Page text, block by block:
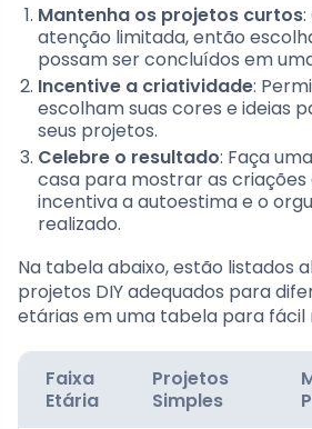
Mantenha os projetos curtos
atenção limitada, então
possam ser concluídos em
Incentive a criatividade:
escolham suas cores e ideias
seus projetos.
Celebre o resultado: Faça
casa para mostrar as criações
incentiva a autoestima e o
realizado.
Na tabela abaixo, estão listados
projetos DIY adequados para
etárias em uma tabela para fácil
Faixa
Etária
Projetos
Simples